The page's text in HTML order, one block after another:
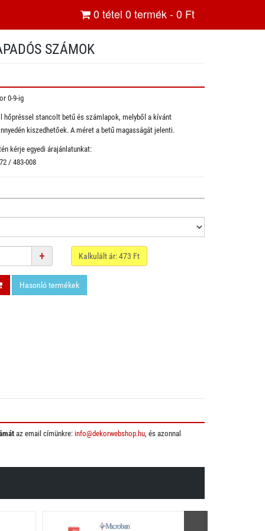
0tétel 0termék -0 Ft
SZÁMOK
0-9-ig
hőpréssel stancolt betű és számlapok, melyből a kívánt
kiszedhetőek. A méret a betű magasságát jelenti.
kérje egyedi árajánlatunkat:
/ 483-008
+ Kalkulált ár:473 Ft
Hasonló termékek
az email címünkre: info@dekorwebshop.hu, és azonnal